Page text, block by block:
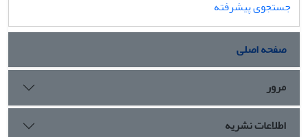
محیط کشت PDA مورد استفاده قرار گرفت و محیط کشت بدون
اسانس به­عنوان شاهد در نظر گرفته شد. نتایج این تحقیق نشان
داد که اسانس گیاه پونه تأثیر معنی‌داری در بازدارندگی از رشد
قارچ­ های بیماری­زا دارد و با افزایش غلظت، اثر بازدارندگی به طور
(IP) از رشد قارچ­ ها در غلظت­ های 2.5، 2، 1.5، 1، 0.8 و 0.6
میلی‌لیتر اسانس بر لیتر محیط کشت مشاهده شد.
جستجوی پیشرفته
صفحه اصلی
مرور
اطلاعات نشریه